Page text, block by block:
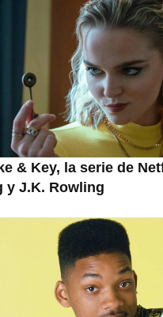
& Key, la serie de
y J.K. Rowling